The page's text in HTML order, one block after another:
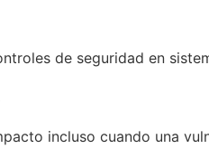
de seguridad en
incluso cuando una